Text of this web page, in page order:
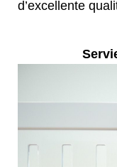
d’excellente